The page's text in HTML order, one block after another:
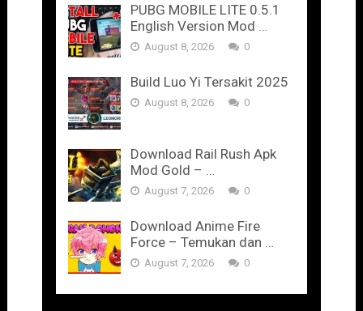
PUBG MOBILE LITE 0.5.1
English Version Mod …
August 8, 2026 0
Build Luo Yi Tersakit 2025
August 8, 2026 0
Download Rail Rush Apk
Mod Gold – …
August 7, 2026 0
Download Anime Fire
Force – Temukan dan …
August 7, 2026 0